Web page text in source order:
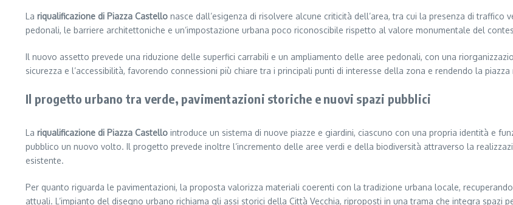
La riqualificazione di Piazza Castello nasce dall’esigenza di risolvere alcune criticità dell’area, tra cui la presenza di
pedonali, le barriere architettoniche e un’impostazione urbana poco riconoscibile rispetto al valore monumentale del
Il nuovo assetto prevede una riduzione delle superfici carrabili e un ampliamento delle aree pedonali, con una
sicurezza e l’accessibilità, favorendo connessioni più chiare tra i principali punti di interesse della zona e rendendo la
Il progetto urbano tra verde, pavimentazioni storiche e nuovi spazi pubblici
La riqualificazione di Piazza Castello introduce un sistema di nuove piazze e giardini, ciascuno con una propria identità e
pubblico un nuovo volto. Il progetto prevede inoltre l’incremento delle aree verdi e della biodiversità attraverso la
esistente.
Per quanto riguarda le pavimentazioni, la proposta valorizza materiali coerenti con la tradizione urbana locale,
attuali. L’impianto del disegno urbano richiama gli assi storici della Città Vecchia, riproposti in una trama che integra spazi